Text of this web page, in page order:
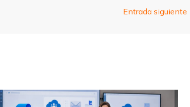
Entrada siguiente